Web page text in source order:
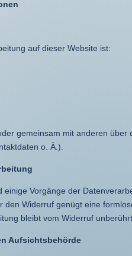
auf dieser Website ist:
gemeinsam mit anderen
o. Ä.).
Vorgänge der
den Widerruf genügt eine
bleibt vom Widerruf unberührt.
Aufsichtsbehörde